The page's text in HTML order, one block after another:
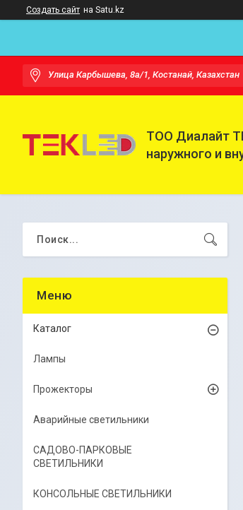
Создать сайт на Satu.kz
Улица Карбышева, 8а/1, Костанай, Казахстан
ТОО Диалайт
наружного и
Каталог
Лампы
Прожекторы
Аварийные светильники
САДОВО-ПАРКОВЫЕ
СВЕТИЛЬНИКИ
КОНСОЛЬНЫЕ СВЕТИЛЬНИКИ